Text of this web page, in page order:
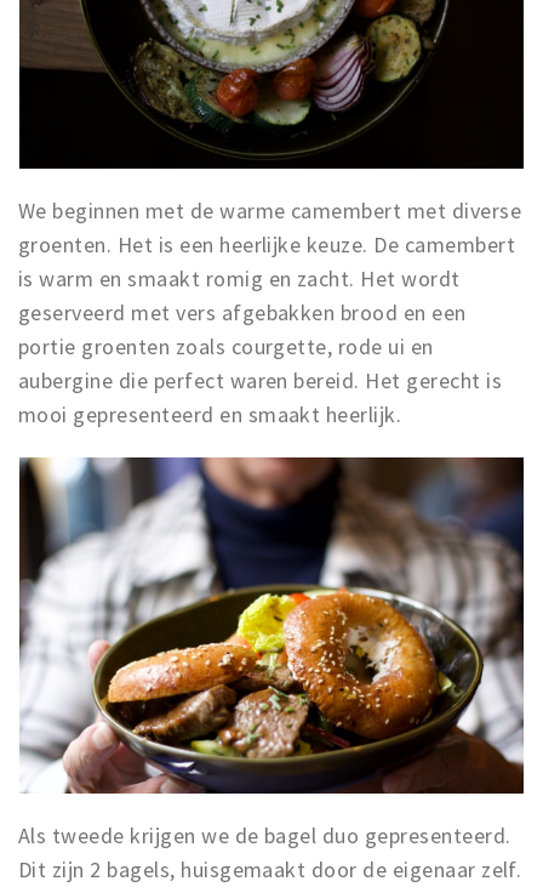
We beginnen met de warme camembert met diverse
groenten. Het is een heerlijke keuze. De camembert
is warm en smaakt romig en zacht. Het wordt
geserveerd met vers afgebakken brood en een
portie groenten zoals courgette, rode ui en
aubergine die perfect waren bereid. Het gerecht is
mooi gepresenteerd en smaakt heerlijk.
Als tweede krijgen we de bagel duo gepresenteerd.
Dit zijn 2 bagels, huisgemaakt door de eigenaar zelf.